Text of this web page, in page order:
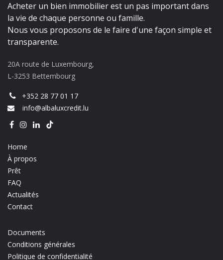
Acheter un bien immobilier est un pas important dans
la vie de chaque personne ou famille.
Nous vous proposons de le faire d'une façon simple et
transparente.
20A route de Luxembourg,
L-3253 Bettembourg
+352 28 77 01 17
info@albaluxcredit.lu
Home
À propos
Prêt
FAQ
Actualités
Contact
Documents
Conditions générales
Politique de confidentialité